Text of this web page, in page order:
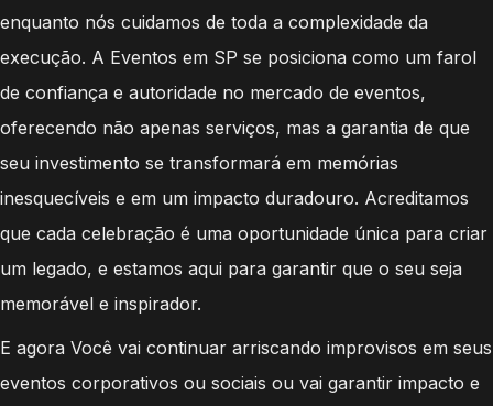
enquanto nós cuidamos de toda a complexidade da
execução. A Eventos em SP se posiciona como um farol
de confiança e autoridade no mercado de eventos,
oferecendo não apenas serviços, mas a garantia de que
seu investimento se transformará em memórias
inesquecíveis e em um impacto duradouro. Acreditamos
que cada celebração é uma oportunidade única para criar
um legado, e estamos aqui para garantir que o seu seja
memorável e inspirador.
E agora Você vai continuar arriscando improvisos em seus
eventos corporativos ou sociais ou vai garantir impacto e